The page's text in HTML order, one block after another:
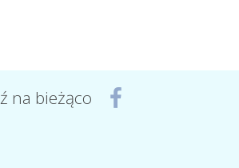
na bieżąco